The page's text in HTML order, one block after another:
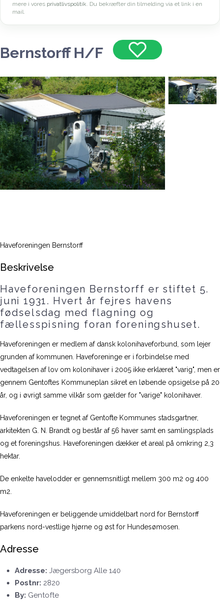
mere i vores privatlivspolitik. Du bekræfter din tilmelding via et link i en
mail.
Bernstorff H/F
Haveforeningen Bernstorff
Beskrivelse
Haveforeningen Bernstorff er stiftet 5.
juni 1931. Hvert år fejres havens
fødselsdag med flagning og
fællesspisning foran foreningshuset.
Haveforeningen er medlem af dansk kolonihaveforbund, som lejer
grunden af kommunen. Haveforeninge er i forbindelse med
vedtagelsen af lov om kolonihaver i 2005 ikke erklæret "varig", men er
gennem Gentoftes Kommuneplan sikret en løbende opsigelse på 20
år, og i øvrigt samme vilkår som gælder for "varige" kolonihaver.
Haveforeningen er tegnet af Gentofte Kommunes stadsgartner,
arkitekten G. N. Brandt og består af 56 haver samt en samlingsplads
og et foreningshus. Haveforeningen dækker et areal på omkring 2,3
hektar.
De enkelte havelodder er gennemsnitligt mellem 300 m2 og 400
m2.
Haveforeningen er beliggende umiddelbart nord for Bernstorff
parkens nord-vestlige hjørne og øst for Hundesømosen.
Adresse
Adresse: Jægersborg Alle 140
Postnr: 2820
By: Gentofte